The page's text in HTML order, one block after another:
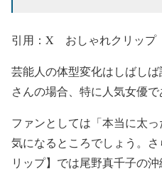
引用：X おしゃれクリップ
芸能人の体型変化はしばしば
さんの場合、特に人気女優
ファンとしては 「本当に太
気になるところでしょう。
リップ】 では尾野真千子の